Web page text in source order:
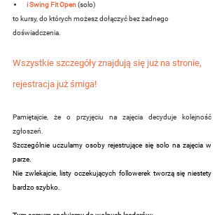
i Swing Fit Open(solo)
​to kursy, do których możesz dołączyć bez żadnego
doświadczenia.
Wszystkie szczegóły znajdują się już na stronie,
rejestracja już śmiga!
Pamiętajcie, że o przyjęciu na zajęcia decyduje kolejność
zgłoszeń.
Szczególnie uczulamy osoby rejestrujące się solo na zajęcia w
parze.
Nie zwlekajcie, listy oczekujących followerek tworzą się niestety
bardzo szybko.